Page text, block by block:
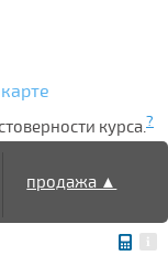
курса.?
продажа ▲